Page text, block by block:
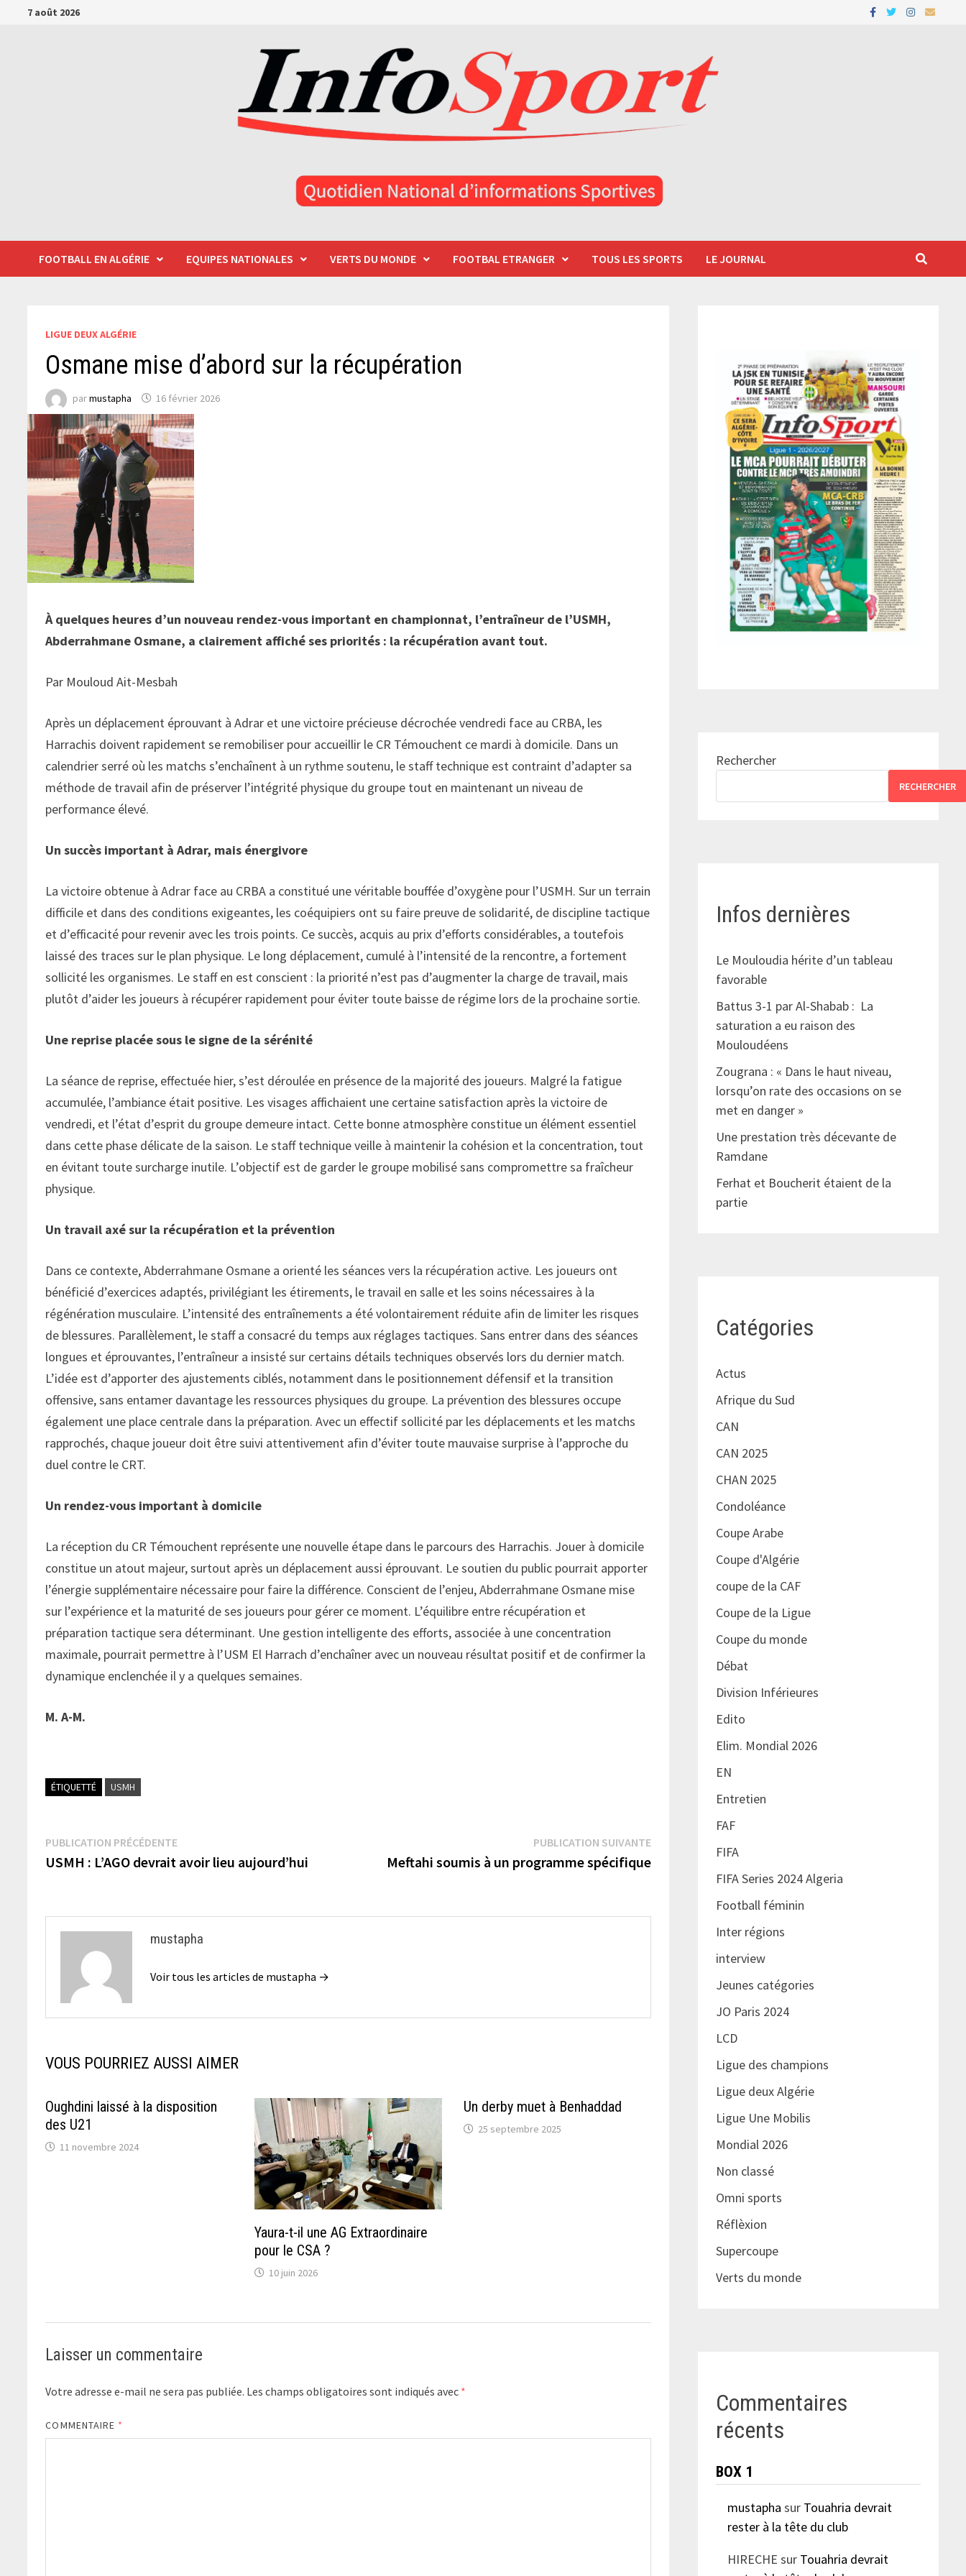
Passer7 août 2026
FOOTBALL EN ALGÉRIE EQUIPES NATIONALES VERTS DU MONDE FOOTBAL ETRANGER TOUS LES SPORTS LE JOURNAL
LIGUE DEUX ALGÉRIE
Osmane mise d’abord sur la récupération
parmustapha 16 février 2026
À quelques heures d’un nouveau rendez-vous important en championnat, l’entraîneur de l’USMH,
Abderrahmane Osmane, a clairement affiché ses priorités : la récupération avant tout.
Par Mouloud Ait-Mesbah
Après un déplacement éprouvant à Adrar et une victoire précieuse décrochée vendredi face au CRBA, les
Harrachis doivent rapidement se remobiliser pour accueillir le CR Témouchent ce mardi à domicile. Dans un
calendrier serré où les matchs s’enchaînent à un rythme soutenu, le staff technique est contraint d’adapter sa
méthode de travail afin de préserver l’intégrité physique du groupe tout en maintenant un niveau de
performance élevé.
Un succès important à Adrar, mais énergivore
La victoire obtenue à Adrar face au CRBA a constitué une véritable bouffée d’oxygène pour l’USMH. Sur un terrain
difficile et dans des conditions exigeantes, les coéquipiers ont su faire preuve de solidarité, de discipline tactique
et d’efficacité pour revenir avec les trois points. Ce succès, acquis au prix d’efforts considérables, a toutefois
laissé des traces sur le plan physique. Le long déplacement, cumulé à l’intensité de la rencontre, a fortement
sollicité les organismes. Le staff en est conscient : la priorité n’est pas d’augmenter la charge de travail, mais
plutôt d’aider les joueurs à récupérer rapidement pour éviter toute baisse de régime lors de la prochaine sortie.
Une reprise placée sous le signe de la sérénité
La séance de reprise, effectuée hier, s’est déroulée en présence de la majorité des joueurs. Malgré la fatigue
accumulée, l’ambiance était positive. Les visages affichaient une certaine satisfaction après la victoire de
vendredi, et l’état d’esprit du groupe demeure intact. Cette bonne atmosphère constitue un élément essentiel
dans cette phase délicate de la saison. Le staff technique veille à maintenir la cohésion et la concentration, tout
en évitant toute surcharge inutile. L’objectif est de garder le groupe mobilisé sans compromettre sa fraîcheur
physique.
Un travail axé sur la récupération et la prévention
Dans ce contexte, Abderrahmane Osmane a orienté les séances vers la récupération active. Les joueurs ont
bénéficié d’exercices adaptés, privilégiant les étirements, le travail en salle et les soins nécessaires à la
régénération musculaire. L’intensité des entraînements a été volontairement réduite afin de limiter les risques
de blessures. Parallèlement, le staff a consacré du temps aux réglages tactiques. Sans entrer dans des séances
longues et éprouvantes, l’entraîneur a insisté sur certains détails techniques observés lors du dernier match.
L’idée est d’apporter des ajustements ciblés, notamment dans le positionnement défensif et la transition
offensive, sans entamer davantage les ressources physiques du groupe. La prévention des blessures occupe
également une place centrale dans la préparation. Avec un effectif sollicité par les déplacements et les matchs
rapprochés, chaque joueur doit être suivi attentivement afin d’éviter toute mauvaise surprise à l’approche du
duel contre le CRT.
Un rendez-vous important à domicile
La réception du CR Témouchent représente une nouvelle étape dans le parcours des Harrachis. Jouer à domicile
constitue un atout majeur, surtout après un déplacement aussi éprouvant. Le soutien du public pourrait apporter
l’énergie supplémentaire nécessaire pour faire la différence. Conscient de l’enjeu, Abderrahmane Osmane mise
sur l’expérience et la maturité de ses joueurs pour gérer ce moment. L’équilibre entre récupération et
préparation tactique sera déterminant. Une gestion intelligente des efforts, associée à une concentration
maximale, pourrait permettre à l’USM El Harrach d’enchaîner avec un nouveau résultat positif et de confirmer la
dynamique enclenchée il y a quelques semaines.
M. A-M.
ÉTIQUETTÉ USMH
Navigation
de
PUBLICATION PRÉCÉDENTEPublication
précédente :
USMH : L’AGO devrait avoir lieu aujourd’hui
PUBLICATION SUIVANTEPublication
suivante :
Meftahi soumis à un programme spécifique
mustapha
Voir tous les articles de mustapha →
VOUS POURRIEZ AUSSI AIMER
Oughdini laissé à la disposition
des U21
11 novembre 2024
Yaura-t-il une AG Extraordinaire
pour le CSA ?
10 juin 2026
Un derby muet à Benhaddad
25 septembre 2025
Laisser un commentaire
Votre adresse e-mail ne sera pas publiée. Les champs obligatoires sont indiqués avec *
COMMENTAIRE *
Rechercher
RECHERCHER
Infos dernières
Le Mouloudia hérite d’un tableau
favorable
Battus 3-1 par Al-Shabab : La
saturation a eu raison des
Mouloudéens
Zougrana : « Dans le haut niveau,
lorsqu’on rate des occasions on se
met en danger »
Une prestation très décevante de
Ramdane
Ferhat et Boucherit étaient de la
partie
Catégories
Actus
Afrique du Sud
CAN
CAN 2025
CHAN 2025
Condoléance
Coupe Arabe
Coupe d'Algérie
coupe de la CAF
Coupe de la Ligue
Coupe du monde
Débat
Division Inférieures
Edito
Elim. Mondial 2026
EN
Entretien
FAF
FIFA
FIFA Series 2024 Algeria
Football féminin
Inter régions
interview
Jeunes catégories
JO Paris 2024
LCD
Ligue des champions
Ligue deux Algérie
Ligue Une Mobilis
Mondial 2026
Non classé
Omni sports
Réflèxion
Supercoupe
Verts du monde
Commentaires
récents
BOX 1
mustapha sur Touahria devrait
rester à la tête du club
HIRECHE sur Touahria devrait